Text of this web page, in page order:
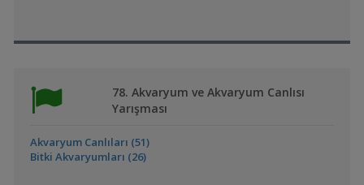
78. Akvaryum ve Akvaryum Canlısı
Yarışması
Akvaryum Canlıları (51)
Bitki Akvaryumları (26)